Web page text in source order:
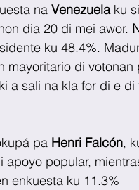
na Venezuela ku
dia 20 di mei awor.
ku 48.4%.
mayoritario di
a sali na kla for di e
pa Henri Falcón,
apoyo popular,
enkuesta ku 11.3%